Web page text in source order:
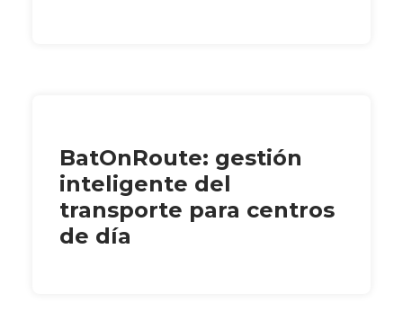
BatOnRoute: gestión
inteligente del
transporte para centros
de día